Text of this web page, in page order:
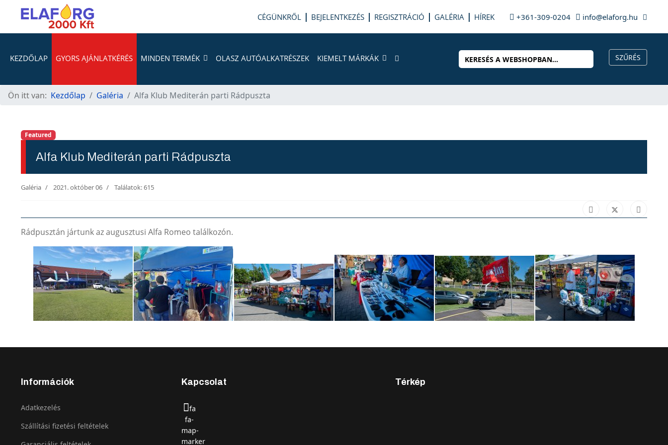
CÉGÜNKRŐL BEJELENTKEZÉS REGISZTRÁCIÓ GALÉRIA HÍREK +361-309-0204 info@elaforg.hu
KEZDŐLAP GYORS AJÁNLATKÉRÉS MINDEN TERMÉK OLASZ AUTÓALKATRÉSZEK KIEMELT MÁRKÁK
Ön itt van: Kezdőlap Galéria Alfa Klub Mediterán parti Rádpuszta
Featured
Alfa Klub Mediterán parti Rádpuszta
Galéria 2021. október 06 Találatok: 615
Rádpusztán jártunk az augusztusi Alfa Romeo találkozón.
Információk
Adatkezelés
Szállítási fizetési feltételek
Kapcsolat
fa
fa-
map-
marker
Térkép